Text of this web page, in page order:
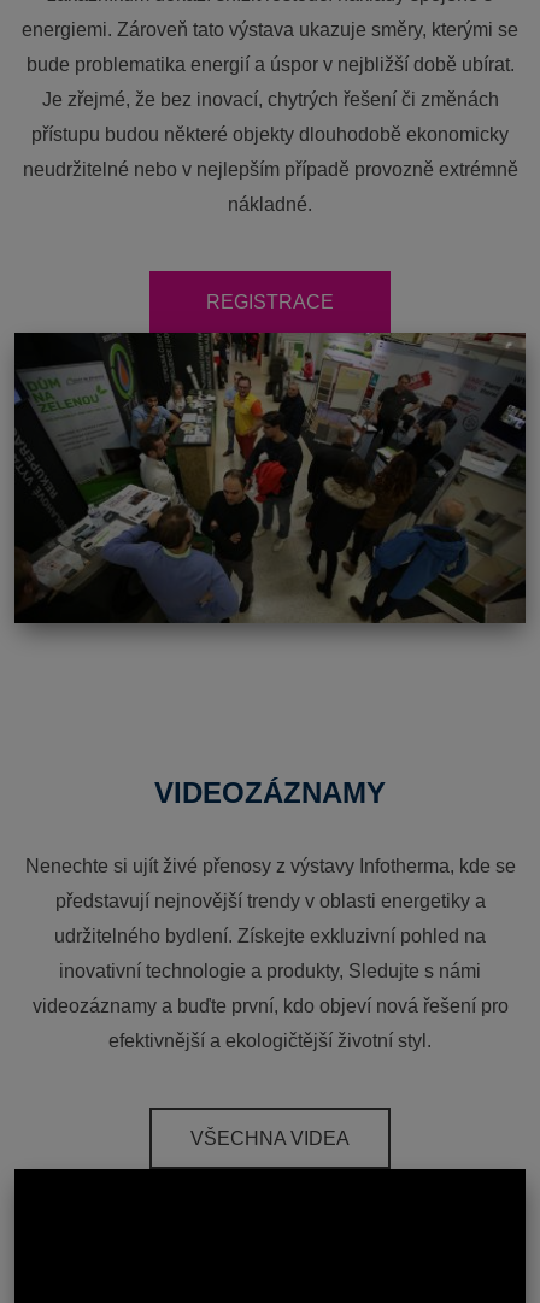
energiemi. Zároveň tato výstava ukazuje směry, kterými se
bude problematika energií a úspor v nejbližší době ubírat.
Je zřejmé, že bez inovací, chytrých řešení či změnách
přístupu budou některé objekty dlouhodobě ekonomicky
neudržitelné nebo v nejlepším případě provozně extrémně
nákladné.
REGISTRACE
VIDEOZÁZNAMY
Nenechte si ujít živé přenosy z výstavy Infotherma, kde se
představují nejnovější trendy v oblasti energetiky a
udržitelného bydlení. Získejte exkluzivní pohled na
inovativní technologie a produkty, Sledujte s námi
videozáznamy a buďte první, kdo objeví nová řešení pro
efektivnější a ekologičtější životní styl.
VŠECHNA VIDEA